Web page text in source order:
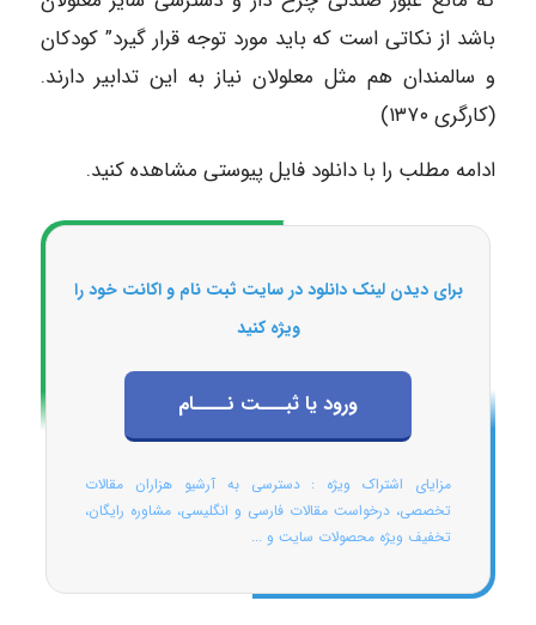
باشد از نکاتی است که باید مورد توجه قرار گیرد” کودکان
و سالمندان هم مثل معلولان نیاز به این تدابیر دارند.
(کارگری ۱۳۷۰)
ادامه مطلب را با دانلود فایل پیوستی مشاهده کنید.
برای دیدن لینک دانلود در سایت ثبت نام و اکانت خود را
ویژه کنید
ورود یا ثبـــت نــــام
مزایای اشتراک ویژه : دسترسی به آرشیو هزاران مقالات
تخصصی، درخواست مقالات فارسی و انگلیسی، مشاوره رایگان،
تخفیف ویژه محصولات سایت و ...